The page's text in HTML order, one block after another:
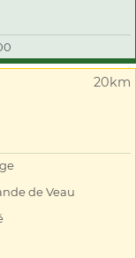
20km
de Veau